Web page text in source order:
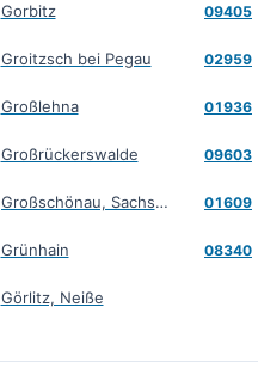
Gorbitz 09405
Groitzsch bei Pegau 02959
Großlehna 01936
Großrückerswalde 09603
Großschönau, Sachsen 01609
Grünhain 08340
Görlitz, Neiße